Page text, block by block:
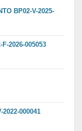
BP02-V-2025-
2026-005053
2022-000041